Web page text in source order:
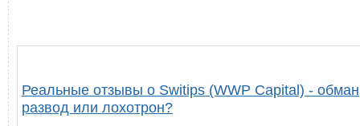
Реальные отзывы о Switips (WWP Capital) -
развод или лохотрон?